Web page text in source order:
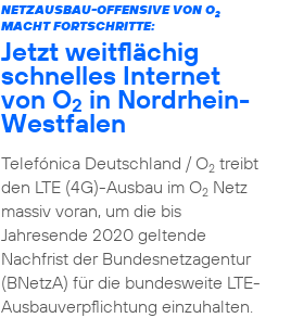
NETZAUSBAU-OFFENSIVE VON O2
MACHT FORTSCHRITTE:
Jetzt weitflächig
schnelles Internet
von O2 in Nordrhein-
Westfalen
Telefónica Deutschland / O2treibt
den LTE (4G)-Ausbau im O2Netz
massiv voran, um die bis
Jahresende 2020 geltende
Nachfrist der Bundesnetzagentur
(BNetzA) für die bundesweite LTE-
Ausbauverpflichtung einzuhalten.